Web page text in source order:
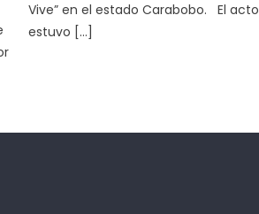
Vive” en el estado Carabobo. El acto
estuvo […]